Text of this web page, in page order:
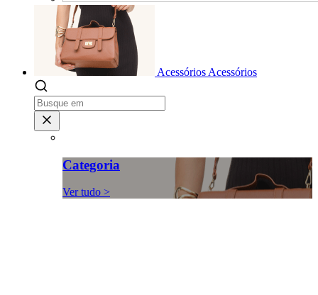
Acessórios Acessórios
Categoria
Ver tudo >